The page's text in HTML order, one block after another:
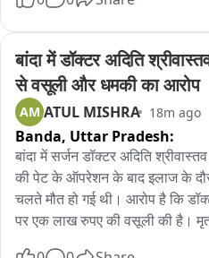
कांवड़ यात्रा क़ो लेकर अधिकारियो क़ो
ADG के साथ DIG व DM और SSP
बांदा में डॉक्टर अदिति
से वसूली और धमकी का आरोप
AM ATUL MISHRA 18m ago
Banda, Uttar Pradesh:
बांदा में सर्जन डॉक्टर अदिति
की पेट के ऑपरेशन के बाद इलाज के
चलते मौत हो गई थी। आरोप है कि
पर एक लाख रुपए की वसूली की है।